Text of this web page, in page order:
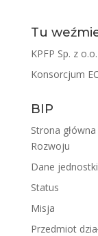
Tu
KPFP Sp. z o.o.
Konsorcjum
BIP
Strona
Rozwoju
Dane jednostki
Status
Misja
Przedmiot